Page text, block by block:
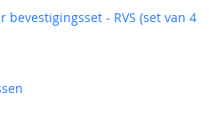
bevestigingsset - RVS (set van 4